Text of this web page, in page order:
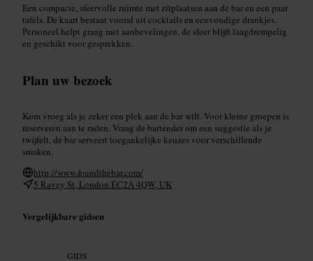
Een compacte, sfeervolle ruimte met zitplaatsen aan de bar en een paar
tafels. De kaart bestaat vooral uit cocktails en eenvoudige drankjes.
Personeel helpt graag met aanbevelingen, de sfeer blijft laagdrempelig
en geschikt voor gesprekken.
Plan uw bezoek
Kom vroeg als je zeker een plek aan de bar wilt. Voor kleine groepen is
reserveren aan te raden. Vraag de bartender om een suggestie als je
twijfelt, de bar serveert toegankelijke keuzes voor verschillende
smaken.
http://www.foundthebar.com/
5 Ravey St, London EC2A 4QW, UK
Vergelijkbare gidsen
GIDS